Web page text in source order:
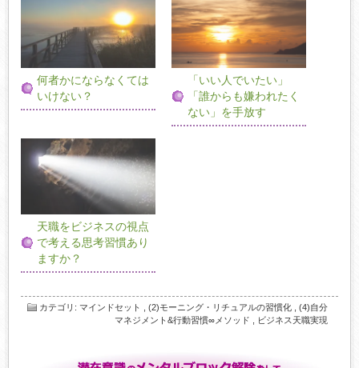
何者かにならなくては
いけない？
「いい人でいたい」
「誰からも嫌われたく
ない」を手放す
天職をビジネスの視点
で考える思考習慣あり
ますか？
カテゴリ : マインドセット (2)モーニング・リチュアルの習慣化, (4)自分
マネジメント&行動習慣∞メソッド
ビジネス天職実現